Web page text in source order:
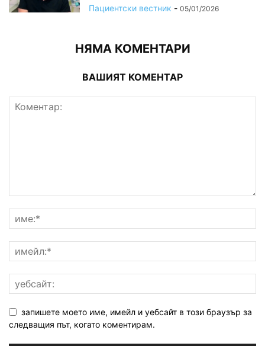
Пациентски вестник - 05/01/2026
НЯМА КОМЕНТАРИ
ВАШИЯТ КОМЕНТАР
запишете моето име, имейл и уебсайт в този браузър за
следващия път, когато коментирам.